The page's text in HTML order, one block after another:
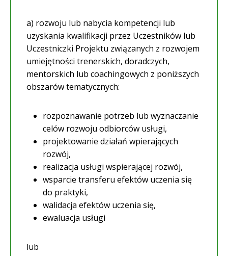
a) rozwoju lub nabycia kompetencji lub
uzyskania kwalifikacji przez Uczestników lub
Uczestniczki Projektu związanych z rozwojem
umiejętności trenerskich, doradczych,
mentorskich lub coachingowych z poniższych
obszarów tematycznych:
rozpoznawanie potrzeb lub wyznaczanie
celów rozwoju odbiorców usługi,
projektowanie działań wpierających
rozwój,
realizacja usługi wspierającej rozwój,
wsparcie transferu efektów uczenia się
do praktyki,
walidacja efektów uczenia się,
ewaluacja usługi
lub